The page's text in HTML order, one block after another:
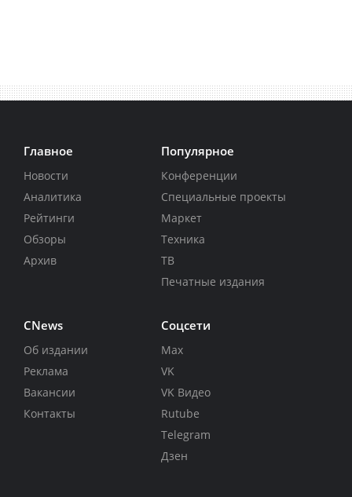
Главное
Новости
Аналитика
Рейтинги
Обзоры
Архив
Популярное
Конференции
Специальные проекты
Маркет
Техника
ТВ
Печатные издания
CNews
Об издании
Реклама
Вакансии
Контакты
Соцсети
Max
VK
VK Видео
Rutube
Telegram
Дзен